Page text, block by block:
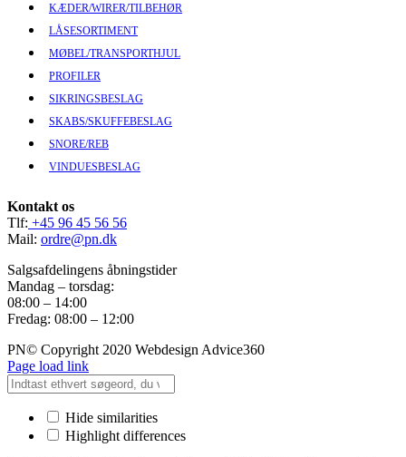
KÆDER/WIRER/TILBEHØR
LÅSESORTIMENT
MØBEL/TRANSPORTHJUL
PROFILER
SIKRINGSBESLAG
SKABS/SKUFFEBESLAG
SNORE/REB
VINDUESBESLAG
Kontakt os
Tlf: +45 96 45 56 56
Mail: ordre@pn.dk
Salgsafdelingens åbningstider
Mandag – torsdag:
08:00 – 14:00
Fredag: 08:00 – 12:00
PN© Copyright 2020 Webdesign Advice360
Page load link
Hide similarities
Highlight differences